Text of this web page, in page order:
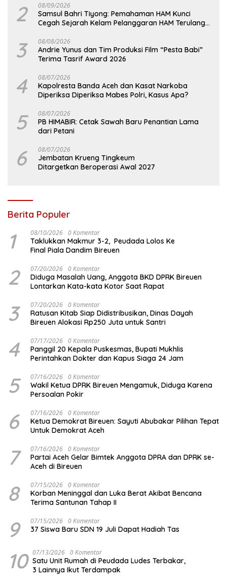
2 08/09/2026
Samsul Bahri Tiyong: Pemahaman HAM Kunci
Cegah Sejarah Kelam Pelanggaran HAM Terulang
3 08/08/2026
Andrie Yunus dan Tim Produksi Film “Pesta Babi”
Terima Tasrif Award 2026
4 08/07/2026
Kapolresta Banda Aceh dan Kasat Narkoba
Diperiksa Diperiksa Mabes Polri, Kasus Apa?
5 08/07/2026
PB HIMABIR: Cetak Sawah Baru Penantian Lama
dari Petani
6 08/07/2026
Jembatan Krueng Tingkeum
Ditargetkan Beroperasi Awal 2027
Berita Populer
1 08/10/2026 0 Komentar
Taklukkan Makmur 3-2, Peudada Lolos Ke
Final Piala Dandim Bireuen
2 07/20/2026 0 Komentar
Diduga Masalah Uang, Anggota BKD DPRK Bireuen
Lontarkan Kata-kata Kotor Saat Rapat
3 07/20/2026 0 Komentar
Ratusan Kitab Siap Didistribusikan, Dinas Dayah
Bireuen Alokasi Rp250 Juta untuk Santri
4 07/17/2026 0 Komentar
Panggil 20 Kepala Puskesmas, Bupati Mukhlis
Perintahkan Dokter dan Kapus Siaga 24 Jam
5 07/16/2026 0 Komentar
Wakil Ketua DPRK Bireuen Mengamuk, Diduga Karena
Persoalan Pokir
6 07/16/2026 0 Komentar
Ketua Demokrat Bireuen: Sayuti Abubakar Pilihan Tepat
Untuk Demokrat Aceh
7 07/16/2026 0 Komentar
Partai Aceh Gelar Bimtek Anggota DPRA dan DPRK se-
Aceh di Bireuen
8 07/15/2026 0 Komentar
Korban Meninggal dan Luka Berat Akibat Bencana
Terima Santunan Tahap II
9 07/15/2026 0 Komentar
37 Siswa Baru SDN 19 Juli Dapat Hadiah Tas
10 07/13/2026 0 Komentar
Satu Unit Rumah di Peudada Ludes Terbakar,
3 Lainnya Ikut Terdampak